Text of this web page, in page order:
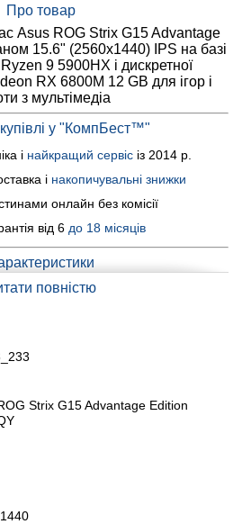
Про товар
Asus ROG Strix G15 Advantage
15.6" (2560x1440) IPS на базі
9 5900HX і дискретної
RX 6800M 12 GB для ігор і
з мультімедіа
у "КомпБест™"
і найкращий сервіс із 2014 р.
і накопичувальні знижки
онлайн без комісії
від 6 до 18 місяців
G15 Advantage Edition G513QY
IPS, 165Hz
9 5900HX (8 (16) ядер по 3.3 - 4.6
GB DDR4
Radeon RX 6800M, 12 GB GDDR6,
повністю
Strix G15 Advantage Edition